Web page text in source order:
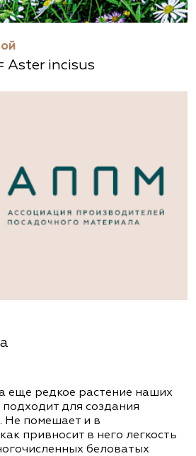
Aster incisus
еще редкое растение наших
для создания
Не помешает и в
привносит в него легкость
беловатых